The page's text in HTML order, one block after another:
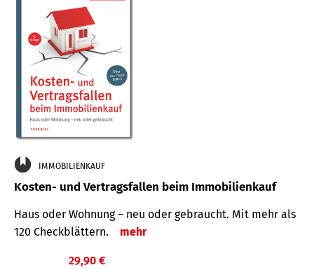
IMMOBILIENKAUF
Kosten- und Vertragsfallen beim Immobilienkauf
Haus oder Wohnung – neu oder gebraucht. Mit mehr als
120 Check­blättern.
mehr
29,90 €